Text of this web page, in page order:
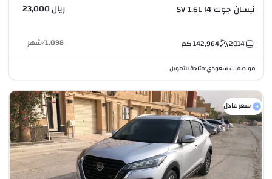
نيسان جوك SV 1.6L I4 ريال 23,000
2014
142,964كم 1,098
/شهر
مواصفات سعودي•متاحة للتمويل
سعر عادل